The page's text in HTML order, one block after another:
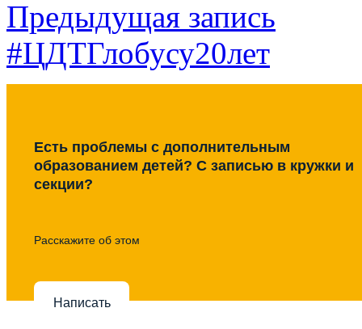
Предыдущая запись
#ЦДТГлобусу20лет
Есть проблемы с дополнительным
образованием детей? С записью в кружки и
секции?
Расскажите об этом
Написать